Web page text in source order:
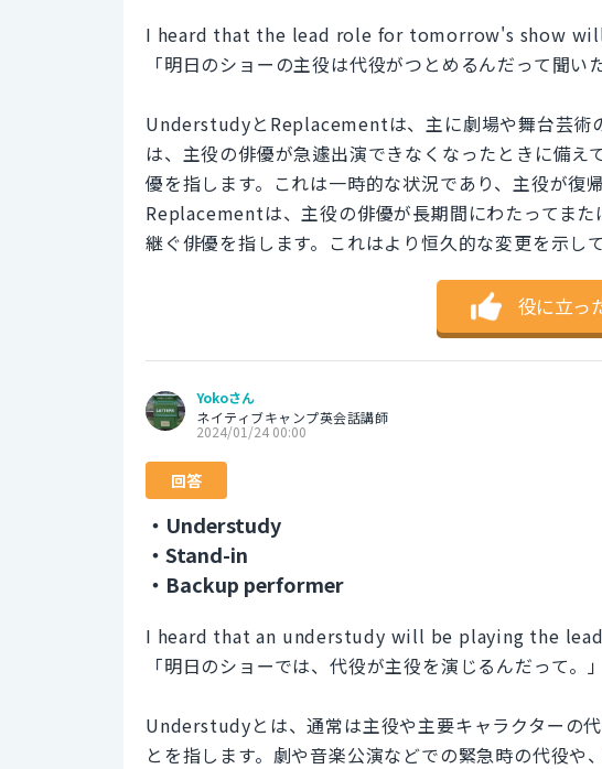
I heard that the lead role for tomorrow's show
「明日のショーの主役は代役がつとめるんだって聞い
UnderstudyとReplacementは、主に劇場や舞台芸術
は、主役の俳優が急遽出演できなくなったときに備
優を指します。これは一時的な状況であり、主役が復
Replacementは、主役の俳優が長期間にわたってま
継ぐ俳優を指します。これはより恒久的な変更を示して
役に立っ
Yokoさん
ネイティブキャンプ英会話講師
2024/01/24 00:00
回答
・Understudy
・Stand-in
・Backup performer
I heard that an understudy will be playing the
「明日のショーでは、代役が主役を演じるんだって。」
Understudyとは、通常は主役や主要キャラクターの
とを指します。劇や音楽公演などでの緊急時の代役や